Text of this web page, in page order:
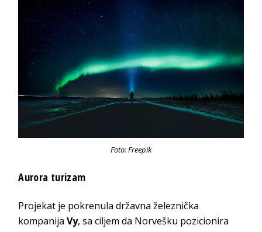
Foto: Freepik
Aurora turizam
Projekat je pokrenula državna železnička
kompanijaVy, sa ciljem da Norvešku pozicionira